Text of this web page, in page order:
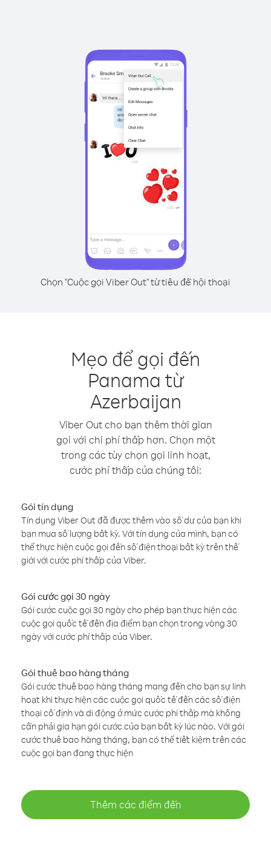
Chọn "Cuộc gọi Viber Out" từ tiêu đề hội thoại
Mẹo để gọi đến
Panama từ
Azerbaijan
Viber Out cho bạn thêm thời gian
gọi với chi phí thấp hơn. Chọn một
trong các tùy chọn gọi linh hoạt,
cước phí thấp của chúng tôi:
Gói tín dụng
Tín dụng Viber Out đã được thêm vào số dư của bạn khi
bạn mua số lượng bất kỳ. Với tín dụng của mình, bạn có
thể thực hiện cuộc gọi đến số điện thoại bất kỳ trên thế
giới với cước phí thấp của Viber.
Gói cước gọi 30 ngày
Gói cước cuộc gọi 30 ngày cho phép bạn thực hiện các
cuộc gọi quốc tế đến địa điểm bạn chọn trong vòng 30
ngày với cước phí thấp của Viber.
Gói thuê bao hàng tháng
Gói cước thuê bao hàng tháng mang đến cho bạn sự linh
hoạt khi thực hiện các cuộc gọi quốc tế đến các số điện
thoại cố định và di động ở mức cước phí thấp mà không
cần phải gia hạn gói cước của bạn bất kỳ lúc nào. Với gói
cước thuê bao hàng tháng, bạn có thể tiết kiệm trên các
cuộc gọi bạn đang thực hiện
Thêm các điểm đến